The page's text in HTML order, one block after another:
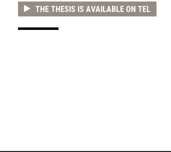
THE THESIS IS AVAILABLE ON TEL